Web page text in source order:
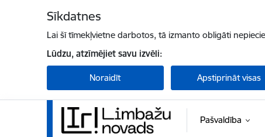
Sīkdatnes
Lai šī tīmekļvietne darbotos, tā izmanto obligāti
Lūdzu, atzīmējiet savu izvēli:
Noraidīt Apstiprināt visas
Pašvaldība